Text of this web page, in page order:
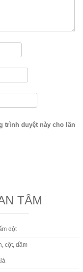
trình duyệt này cho lần
TÂM
dột
cột, dầm